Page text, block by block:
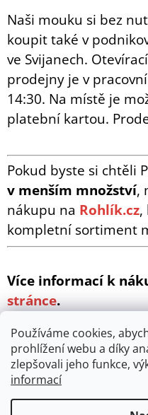
Používáme cookies,
prohlížení webu a díky
zlepšovali jeho funkce,
informací
Naši mouku si bez
koupit také v
ve Svijanech.
prodejny je v
14:30. Na místě je
platební kartou.
Pokud byste si chtěli
v menším množství,
nákupu na Rohlík.cz,
kompletní sortiment
Více informací k
stránce.